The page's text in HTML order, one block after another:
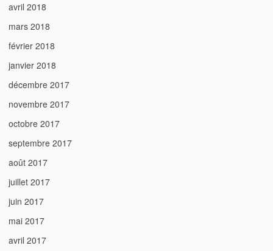
avril 2018
mars 2018
février 2018
janvier 2018
décembre 2017
novembre 2017
octobre 2017
septembre 2017
août 2017
juillet 2017
juin 2017
mai 2017
avril 2017